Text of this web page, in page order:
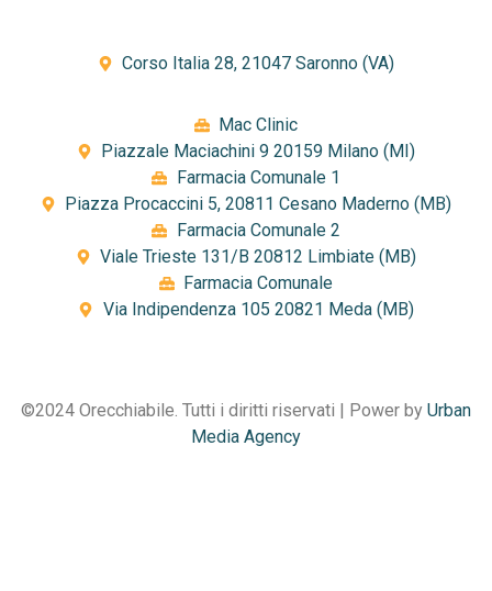
Corso Italia 28, 21047 Saronno (VA)
Mac Clinic
Piazzale Maciachini 9 20159 Milano (MI)
Farmacia Comunale 1
Piazza Procaccini 5, 20811 Cesano Maderno (MB)
Farmacia Comunale 2
Viale Trieste 131/B 20812 Limbiate (MB)
Farmacia Comunale
Via Indipendenza 105 20821 Meda (MB)
©️2024 Orecchiabile. Tutti i diritti riservati | Power by Urban
Media Agency